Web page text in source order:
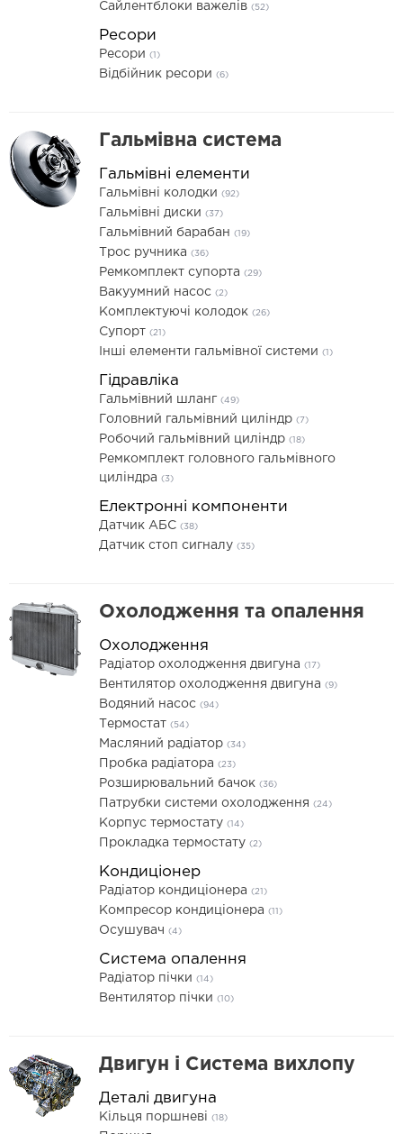
Сайлентблоки важелів (52)
Ресори
Ресори (1)
Відбійник ресори (6)
Гальмівна система
Гальмівні елементи
Гальмівні колодки (92)
Гальмівні диски (37)
Гальмівний барабан (19)
Трос ручника (36)
Ремкомплект супорта (29)
Вакуумний насос (2)
Комплектуючі колодок (26)
Супорт (21)
Інші елементи гальмівної системи (1)
Гідравліка
Гальмівний шланг (49)
Головний гальмівний циліндр (7)
Робочий гальмівний циліндр (18)
Ремкомплект головного гальмівного
циліндра (3)
Електронні компоненти
Датчик АБС (38)
Датчик стоп сигналу (35)
Охолодження та опалення
Охолодження
Радіатор охолодження двигуна (17)
Вентилятор охолодження двигуна (9)
Водяний насос (94)
Термостат (54)
Масляний радіатор (34)
Пробка радіатора (23)
Розширювальний бачок (36)
Патрубки системи охолодження (24)
Корпус термостату (14)
Прокладка термостату (2)
Кондиціонер
Радіатор кондиціонера (21)
Компресор кондиціонера (11)
Осушувач (4)
Система опалення
Радіатор пічки (14)
Вентилятор пічки (10)
Двигун і Система вихлопу
Деталі двигуна
Кільця поршневі (18)